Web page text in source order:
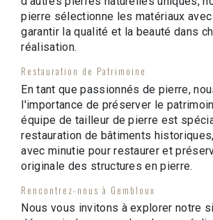
pierre sélectionne les matériaux
garantir la qualité et la beauté dans
réalisation.
Restauration de Patrimoine
En tant que passionnés de pierre,
l'importance de préserver le
équipe de tailleur de pierre est
restauration de bâtiments
avec minutie pour restaurer et
originale des structures en pierre.
Rencontrez-nous à Gembloux
Nous vous invitons à explorer notre